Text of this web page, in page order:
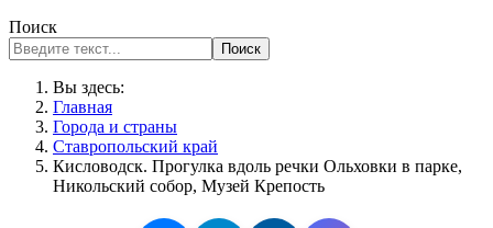
Поиск
Поиск
Вы здесь:
Главная
Города и страны
Ставропольский край
Кисловодск. Прогулка вдоль речки Ольховки в парке,
Никольский собор, Музей Крепость